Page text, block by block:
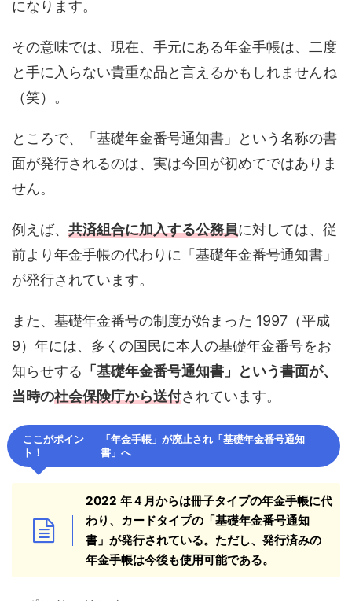
になります。
その意味では、現在、手元にある年金手帳は、二度
と手に入らない貴重な品と言えるかもしれませんね
（笑）。
ところで、「基礎年金番号通知書」という名称の書
面が発行されるのは、実は今回が初めてではありま
せん。
例えば、 共済組合に加入する公務員に対しては、従
前より年金手帳の代わりに「基礎年金番号通知書」
が発行されています。
また、基礎年金番号の制度が始まった 1997（平成
9）年には、多くの国民に本人の基礎年金番号をお
知らせする 「基礎年金番号通知書」という書面が、
当時の社会保険庁から送付されています。
ここがポイン
ト！
「年金手帳」が廃止され「基礎年金番号通知
書」へ
2022 年４月からは冊子タイプの年金手帳に代
わり、カードタイプの「基礎年金番号通知
書」が発行されている。ただし、発行済みの
年金手帳は今後も使用可能である。